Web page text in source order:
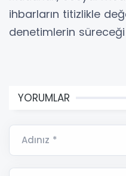
ihbarların titizlikle
denetimlerin süreceği
YORUMLAR
Adınız *